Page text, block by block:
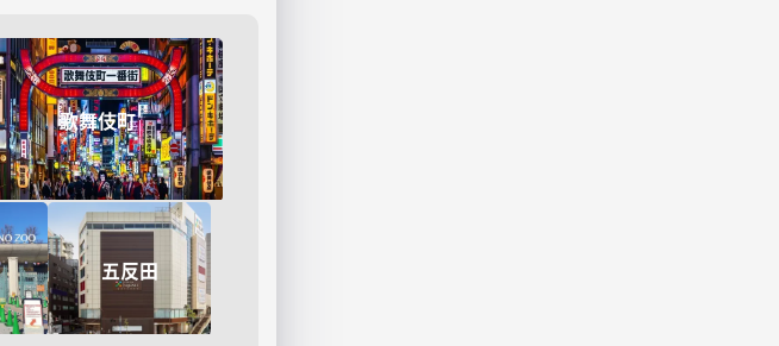
歌舞伎町
五反田